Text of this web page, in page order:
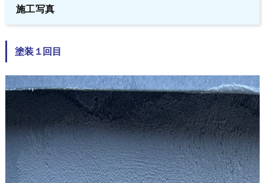
施工写真
塗装１回目